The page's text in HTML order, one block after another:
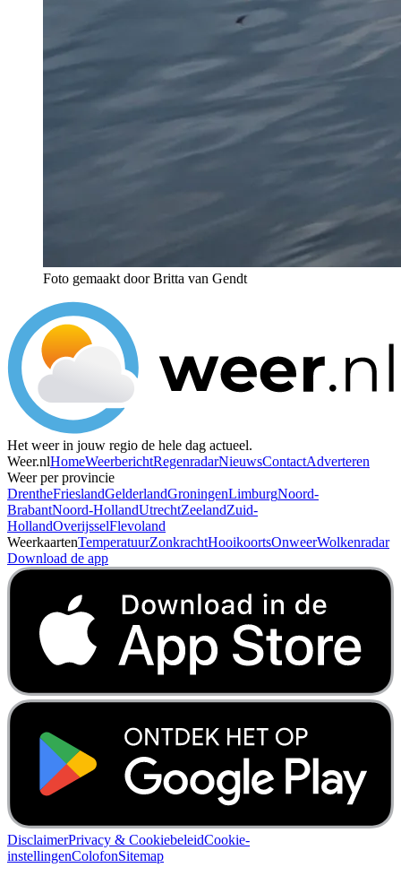
Foto gemaakt door Britta van Gendt
Het weer in jouw regio de hele dag actueel.
Weer.nlHomeWeerberichtRegenradarNieuwsContactAdverteren
Weer per provincie
DrentheFrieslandGelderlandGroningenLimburgNoord-
BrabantNoord-HollandUtrechtZeelandZuid-
HollandOverijsselFlevoland
WeerkaartenTemperatuurZonkrachtHooikoortsOnweerWolkenradar
Download de app
DisclaimerPrivacy & CookiebeleidCookie-
instellingenColofonSitemap